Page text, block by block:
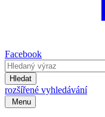
Facebook
Hledat
rozšířené vyhledávání
Menu